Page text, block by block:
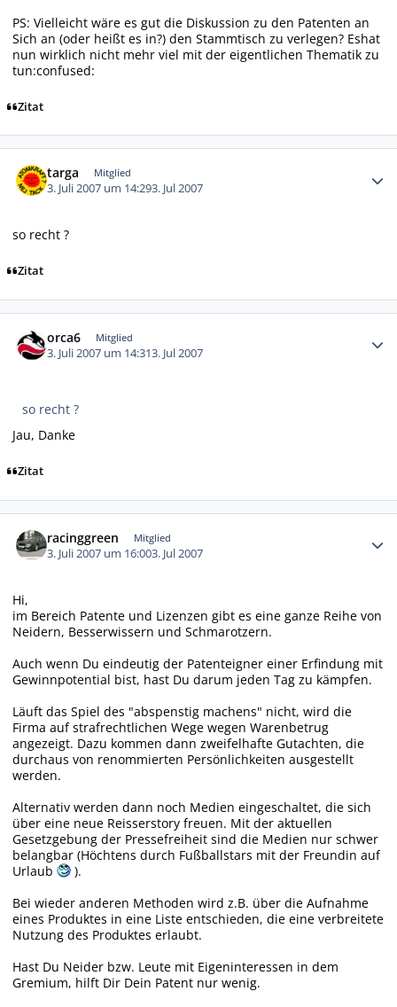
PS: Vielleicht wäre es gut die Diskussion zu den Patenten an
Sich an (oder heißt es in?) den Stammtisch zu verlegen? Eshat
nun wirklich nicht mehr viel mit der eigentlichen Thematik zu
tun:confused:
Zitat
targa Mitglied
3. Juli 2007 um 14:293. Jul 2007
so recht ?
Zitat
orca6 Mitglied
3. Juli 2007 um 14:313. Jul 2007
so recht ?
Jau, Danke
Zitat
racinggreen Mitglied
3. Juli 2007 um 16:003. Jul 2007
Hi,
im Bereich Patente und Lizenzen gibt es eine ganze Reihe von
Neidern, Besserwissern und Schmarotzern.
Auch wenn Du eindeutig der Patenteigner einer Erfindung mit
Gewinnpotential bist, hast Du darum jeden Tag zu kämpfen.
Läuft das Spiel des "abspenstig machens" nicht, wird die
Firma auf strafrechtlichen Wege wegen Warenbetrug
angezeigt. Dazu kommen dann zweifelhafte Gutachten, die
durchaus von renommierten Persönlichkeiten ausgestellt
werden.
Alternativ werden dann noch Medien eingeschaltet, die sich
über eine neue Reisserstory freuen. Mit der aktuellen
Gesetzgebung der Pressefreiheit sind die Medien nur schwer
belangbar (Höchtens durch Fußballstars mit der Freundin auf
Urlaub
).
Bei wieder anderen Methoden wird z.B. über die Aufnahme
eines Produktes in eine Liste entschieden, die eine verbreitete
Nutzung des Produktes erlaubt.
Hast Du Neider bzw. Leute mit Eigeninteressen in dem
Gremium, hilft Dir Dein Patent nur wenig.